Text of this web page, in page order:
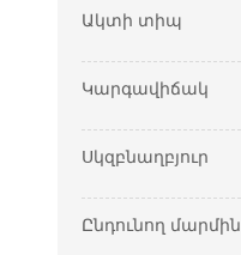
Ակտի տիպ
Կարգավիճակ
Սկզբնաղբյուր
Ընդունող մարմին